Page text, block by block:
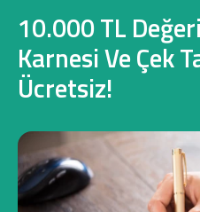
Kendim İçin
Sağlam Kart
10.000 TL
Karnesi Ve Çek
Ücretsiz!